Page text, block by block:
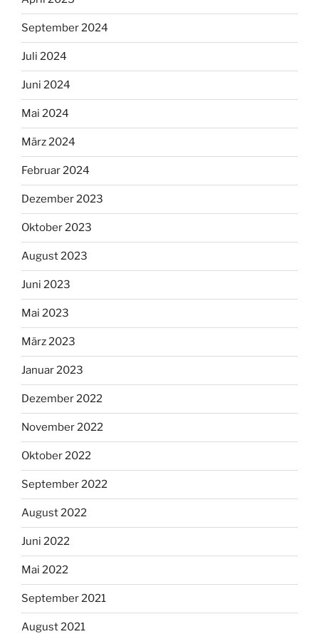
September 2024
Juli 2024
Juni 2024
Mai 2024
März 2024
Februar 2024
Dezember 2023
Oktober 2023
August 2023
Juni 2023
Mai 2023
März 2023
Januar 2023
Dezember 2022
November 2022
Oktober 2022
September 2022
August 2022
Juni 2022
Mai 2022
September 2021
August 2021